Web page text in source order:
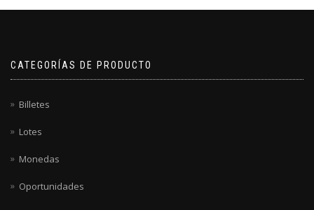
CATEGORÍAS DE PRODUCTO
Billetes
Lotes
Monedas
Oportunidades